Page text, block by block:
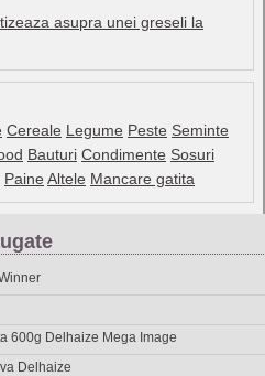
asupra unei greseli la
Cereale Legume Peste Seminte
Bauturi Condimente Sosuri
Paine Altele Mancare gatita
600g Delhaize Mega Image
Delhaize